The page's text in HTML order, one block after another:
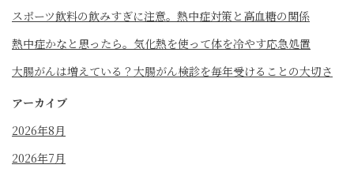
スポーツ飲料の飲みすぎに注意。熱中症対策と高血糖の関係
熱中症かなと思ったら。気化熱を使って体を冷やす応急処置
大腸がんは増えている？大腸がん検診を毎年受けることの大切さ
アーカイブ
2026年8月
2026年7月